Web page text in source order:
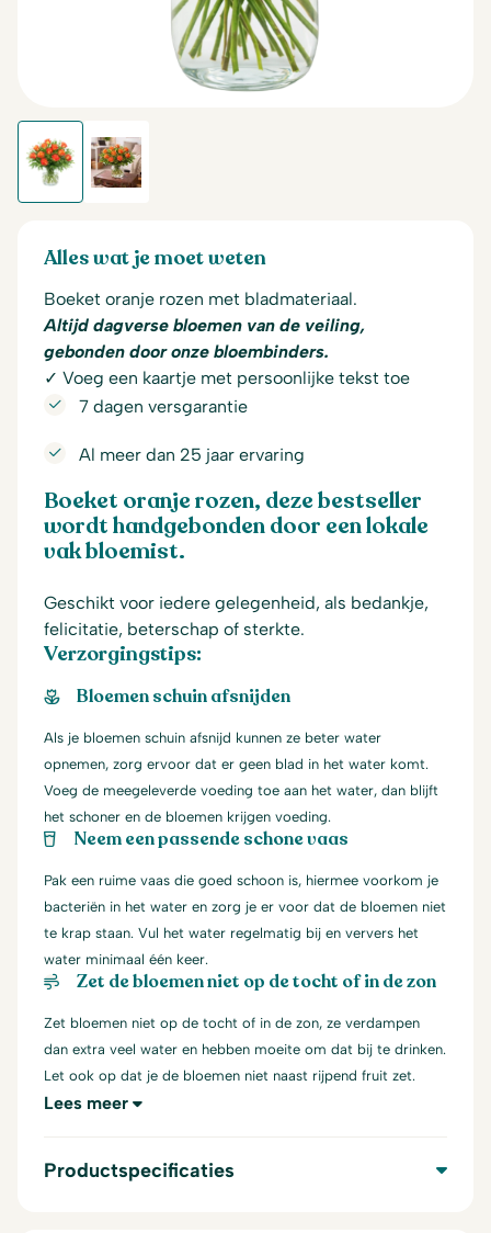
Alles wat je moet weten
Boeket oranje rozen met bladmateriaal.
Altijd dagverse bloemen van de veiling,
gebonden door onze bloembinders.
✓ Voeg een kaartje met persoonlijke tekst toe
7 dagen versgarantie
Al meer dan 25 jaar ervaring
Boeket oranje rozen, deze bestseller
wordt handgebonden door een lokale
vak bloemist.
Geschikt voor iedere gelegenheid, als bedankje,
felicitatie, beterschap of sterkte.
Verzorgingstips:
Bloemen schuin afsnijden
Als je bloemen schuin afsnijd kunnen ze beter water
opnemen, zorg ervoor dat er geen blad in het water komt.
Voeg de meegeleverde voeding toe aan het water, dan blijft
het schoner en de bloemen krijgen voeding.
Neem een passende schone vaas
Pak een ruime vaas die goed schoon is, hiermee voorkom je
bacteriën in het water en zorg je er voor dat de bloemen niet
te krap staan. Vul het water regelmatig bij en ververs het
water minimaal één keer.
Zet de bloemen niet op de tocht of in de zon
Zet bloemen niet op de tocht of in de zon, ze verdampen
dan extra veel water en hebben moeite om dat bij te drinken.
Let ook op dat je de bloemen niet naast rijpend fruit zet.
Lees meer
Productspecificaties